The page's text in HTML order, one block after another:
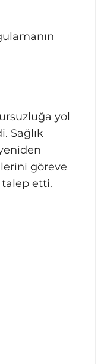
yol
Sağlık
göreve
talep etti.